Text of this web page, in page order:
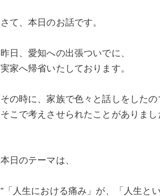
さて、本日のお話です。
昨日、愛知への出張ついでに、
実家へ帰省いたしております。
その時に、家族で色々と話しをしたの
そこで考えさせられたことがありまし
本日のテーマは、
”「人生における痛み」が、「人生と